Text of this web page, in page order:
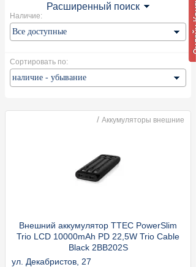
Расширенный поиск
Наличие:
Сортировать по:
/ Аккумуляторы внешние
Внешний аккумулятор TTEC PowerSlim
Trio LCD 10000mAh PD 22,5W Trio Cable
Black 2BB202S
ул. Декабристов, 27